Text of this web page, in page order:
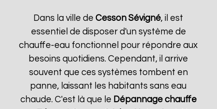
Dans la ville deCesson Sévigné, il est
essentiel de disposer d'un système de
chauffe-eau fonctionnel pour répondre aux
besoins quotidiens. Cependant, il arrive
souvent que ces systèmes tombent en
panne, laissant les habitants sans eau
chaude. C'est là que le Dépannage chauffe